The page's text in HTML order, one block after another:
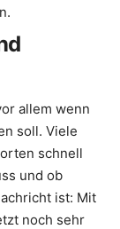
allem wenn
soll. Viele
schnell
und ob
ist: Mit
noch sehr